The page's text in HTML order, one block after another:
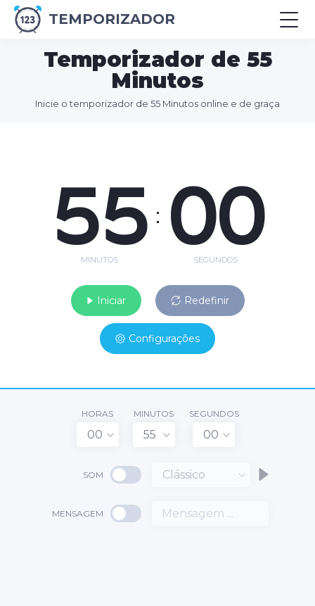
TEMPORIZADOR
Temporizador de 55
Minutos
Inicie o temporizador de 55 Minutos online e de graça
55
MINUTOS
: 00
SEGUNDOS
Iniciar Redefinir
Configurações
HORAS
00
MINUTOS
55
SEGUNDOS
00
SOM Clássico
MENSAGEM